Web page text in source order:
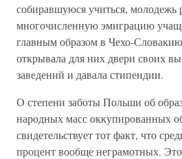
собиравшуюся учиться, молодежь
многочисленную эмиграцию
главным образом в Чехо-
открывала для них двери своих
заведений и давала стипендии.
О степени заботы Польши об
народных масс оккупированных
свидетельствует тот факт, что
процент вообще неграмотных.